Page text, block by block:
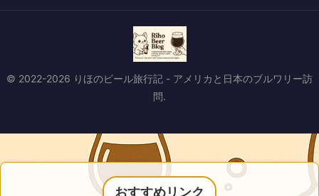
© 2022-2026 りほのビール旅行記 - アメリカと日本のブルワリー訪
問.
おすすめリンク